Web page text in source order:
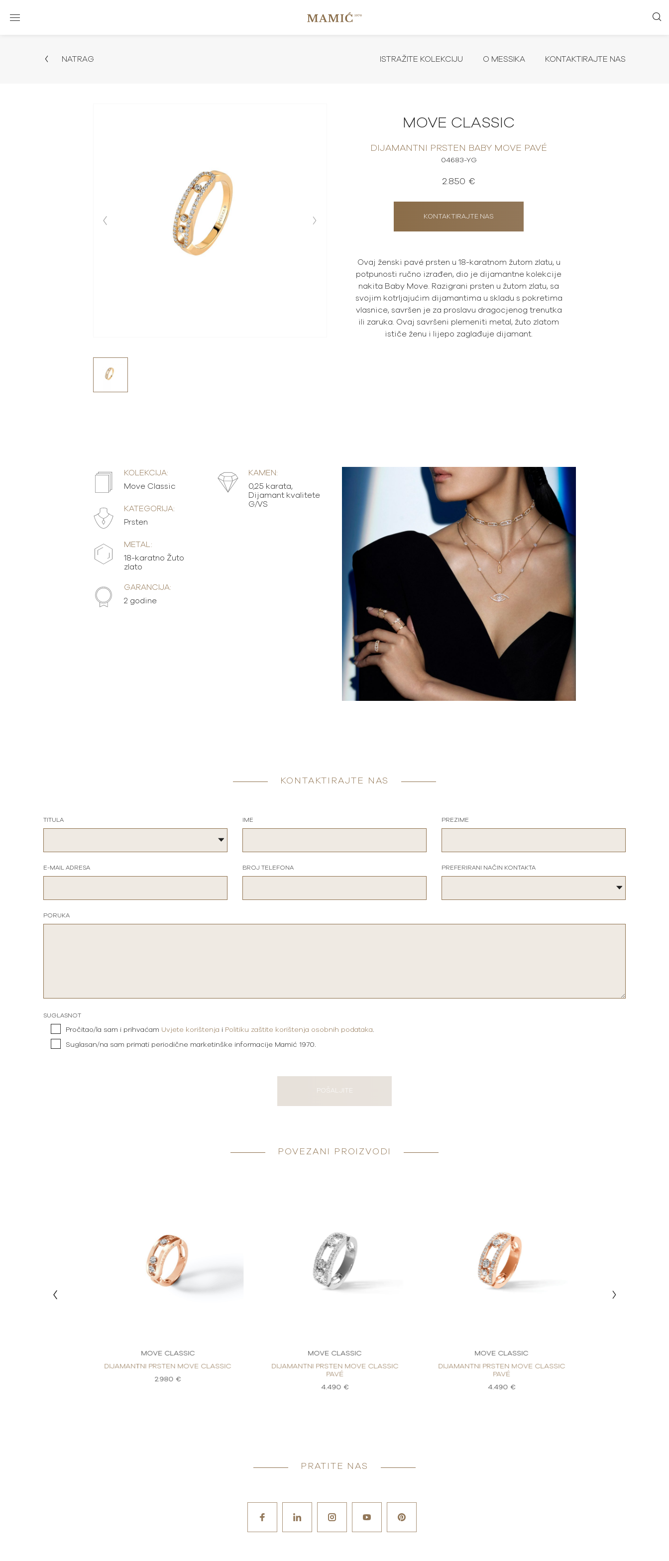
NATRAG ISTRAŽITE KOLEKCIJU O MESSIKA KONTAKTIRAJTE NAS
MOVE CLASSIC
DIJAMANTNI PRSTEN BABY MOVE PAVÉ
04683-YG
2.850 €
KONTAKTIRAJTE NAS
Ovaj ženski pavé prsten u 18-karatnom žutom zlatu, u
potpunosti ručno izrađen, dio je dijamantne kolekcije
nakita Baby Move. Razigrani prsten u žutom zlatu, sa
svojim kotrljajućim dijamantima u skladu s pokretima
vlasnice, savršen je za proslavu dragocjenog trenutka
ili zaruka. Ovaj savršeni plemeniti metal, žuto zlatom
ističe ženu i lijepo zaglađuje dijamant.
KOLEKCIJA:
Move Classic
KATEGORIJA:
Prsten
METAL:
18-karatno Žuto
zlato
GARANCIJA:
2 godine
KAMEN:
0,25 karata,
Dijamant kvalitete
G/VS
KONTAKTIRAJTE NAS
TITULA IME PREZIME
E-MAIL ADRESA BROJ TELEFONA PREFERIRANI NAČIN KONTAKTA
PORUKA
SUGLASNOT
Pročitao/la sam i prihvaćam Uvjete korištenja i Politiku zaštite korištenja osobnih podataka.
Suglasan/na sam primati periodične marketinške informacije Mamić 1970.
POŠALJITE
POVEZANI PROIZVODI
MOVE CLASSIC
DIJAMANTNI PRSTEN MOVE CLASSIC
2.980 €
MOVE CLASSIC
DIJAMANTNI PRSTEN MOVE CLASSIC
PAVÉ
4.490 €
MOVE CLASSIC
DIJAMANTNI PRSTEN MOVE CLASSIC
PAVÉ
4.490 €
PRATITE NAS